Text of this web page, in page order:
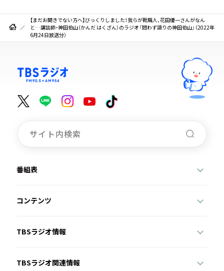
【まだお聞きでない方へ】びっくりしました！我らが靴職人、花田優一さんがなん
と…講談師・神田伯山（かんだ はくざん）のラジオ『問わず語りの神田伯山』（2022年
6月24日放送分）
番組表
コンテンツ
TBSラジオ情報
TBSラジオ関連情報